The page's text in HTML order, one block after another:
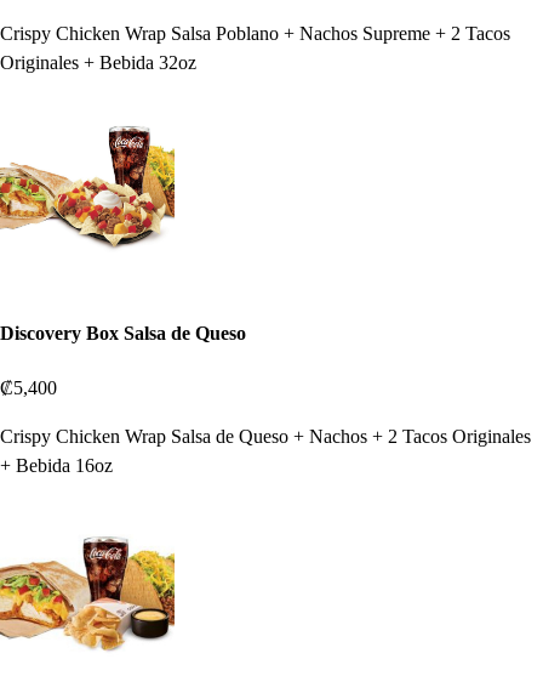
Crispy Chicken Wrap Salsa Poblano + Nachos Supreme + 2 Tacos
Originales + Bebida 32oz
Discovery Box Salsa de Queso
₡5,400
Crispy Chicken Wrap Salsa de Queso + Nachos + 2 Tacos Originales
+ Bebida 16oz